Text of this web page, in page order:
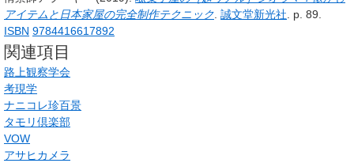
アイテムと日本家屋の完全制作テクニック. 誠文堂新光社. p. 89.
ISBN 9784416617892
関連項目
路上観察学会
考現学
ナニコレ珍百景
タモリ倶楽部
VOW
アサヒカメラ